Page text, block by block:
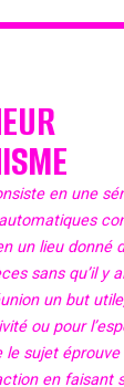
en une
un lieu donné
sans qu’il y
un but
ou pour
sujet éprouve
en faisant